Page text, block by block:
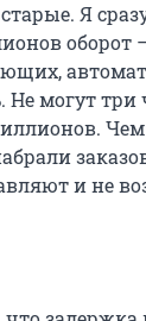
Я
оборот
Не могут три
и не